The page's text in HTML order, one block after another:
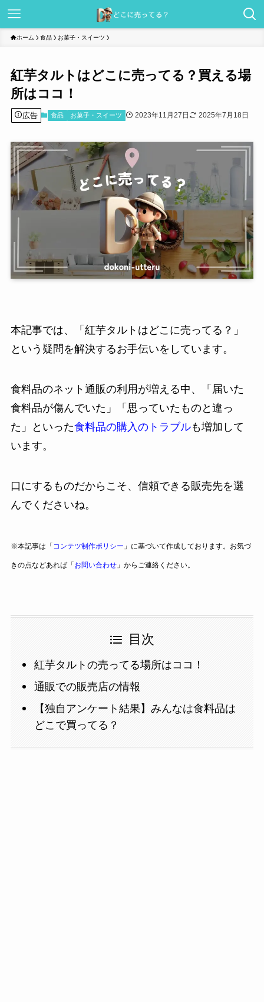
ホーム 食品 お菓子・スイーツ
紅芋タルトはどこに売ってる？買える場
所はココ！
広告 食品 お菓子・スイーツ 2023年11月27日 2025年7月18日
本記事では、「紅芋タルトはどこに売ってる？」
という疑問を解決するお手伝いをしています。
食料品のネット通販の利用が増える中、「届いた
食料品が傷んでいた」「思っていたものと違っ
た」といった食料品の購入のトラブルも増加して
います。
口にするものだからこそ、信頼できる販売先を選
んでくださいね。
※本記事は「 コンテツ制作ポリシー 」に基づいて作成しております。お気づ
きの点などあれば「お問い合わせ」からご連絡ください。
目次
紅芋タルトの売ってる場所はココ！
通販での販売店の情報
【独自アンケート結果】みんなは食料品は
どこで買ってる？